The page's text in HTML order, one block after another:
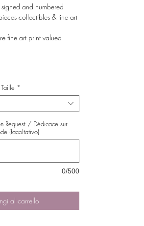
and numbered
collectibles & fine art
fine art print valued
Taille *
Request / Dédicace sur
(facoltativo)
0/500
al carrello